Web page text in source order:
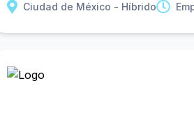
Ciudad de México - Híbrido